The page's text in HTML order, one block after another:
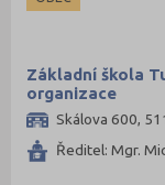
Základní škola
organizace
Skálova 600,
Ředitel: Mgr.